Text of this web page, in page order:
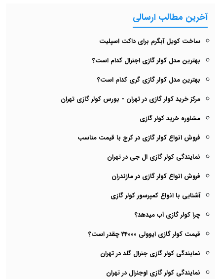
آخرین مطالب ارسالی
ساخت کویل آبگرم برای داکت اسپلیت
بهترین مدل کولر گازی اجنرال کدام است؟
بهترین مدل کولر گازی گری کدام است؟
مرکز خرید کولر گازی در تهران - بورس کولر گازی تهران
مشاوره خرید کولر گازی
فروش انواع کولر گازی در کرج با قیمت مناسب
نمایندگی کولر گازی ال جی در تهران
فروش انواع کولر گازی در مازندران
آشنایی با انواع کمپرسور کولر گازی
چرا کولر گازی آب میدهد؟
قیمت کولر گازی ایوولی 24000 چقدر است؟
نمایندگی کولر گازی جنرال گلد در تهران
نمایندگی کولر گازی اوجنرال در تهران